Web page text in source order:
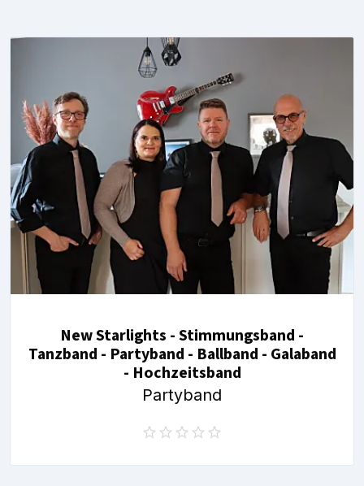
New Starlights - Stimmungsband -
Tanzband - Partyband - Ballband - Galaband
- Hochzeitsband
Partyband